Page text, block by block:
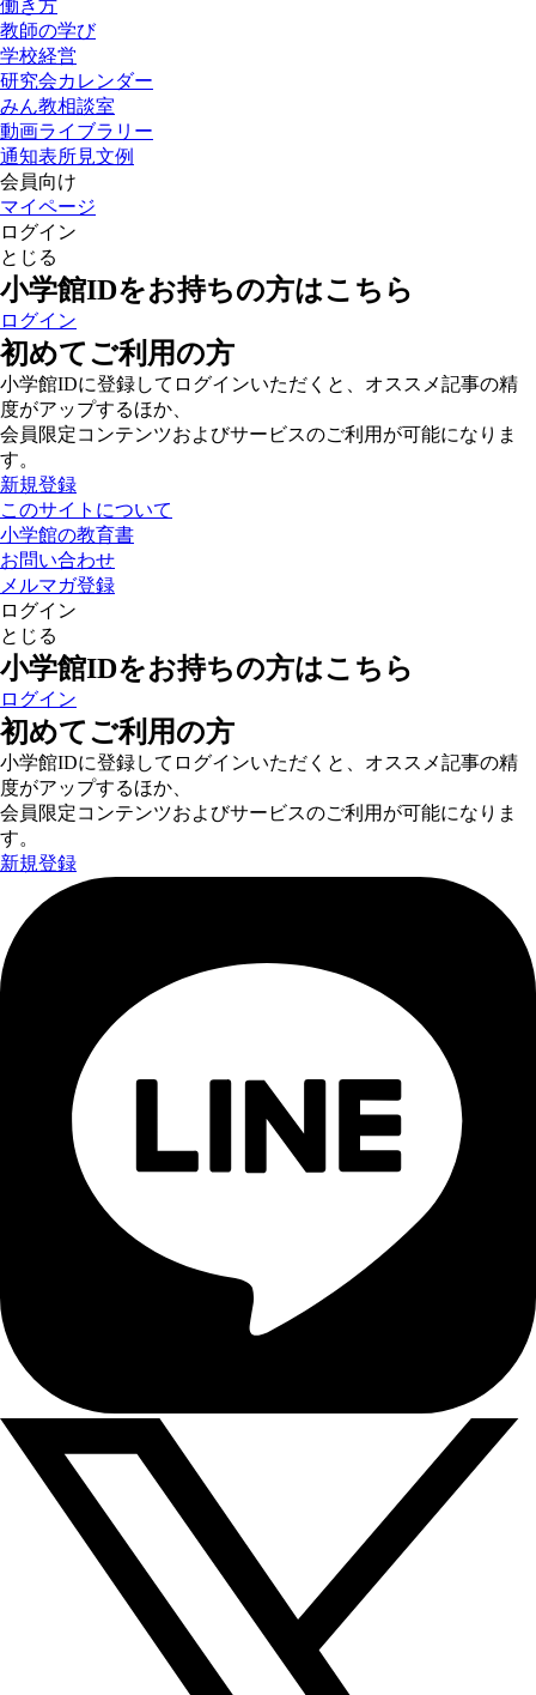
働き方
教師の学び
学校経営
研究会カレンダー
みん教相談室
動画ライブラリー
通知表所見文例
会員向け
マイページ
ログイン
とじる
小学館IDをお持ちの方はこちら
ログイン
初めてご利用の方
小学館IDに登録してログインいただくと、オススメ記事の精
度がアップするほか、
会員限定コンテンツおよびサービスのご利用が可能になりま
す。
新規登録
このサイトについて
小学館の教育書
お問い合わせ
メルマガ登録
ログイン
とじる
小学館IDをお持ちの方はこちら
ログイン
初めてご利用の方
小学館IDに登録してログインいただくと、オススメ記事の精
度がアップするほか、
会員限定コンテンツおよびサービスのご利用が可能になりま
す。
新規登録